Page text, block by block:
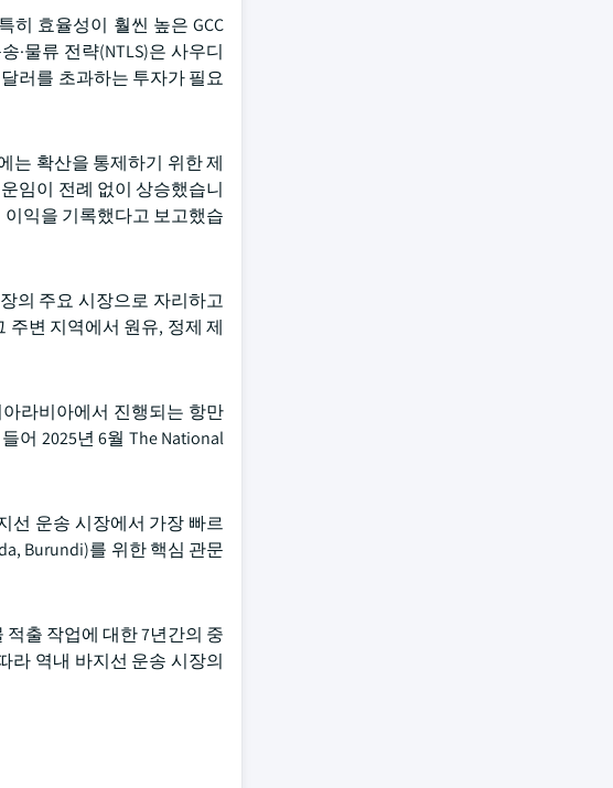
히 효율성이 훨씬 높은 GCC
·물류 전략(NTLS)은 사우디
러를 초과하는 투자가 필요
는 확산을 통제하기 위한 제
임이 전례 없이 상승했습니
익을 기록했다고 보고했습
의 주요 시장으로 자리하고
주변 지역에서 원유, 정제 제
라비아에서 진행되는 항만
어 2025년 6월 The National
선 운송 시장에서 가장 빠르
Burundi)를 위한 핵심 관문
출 작업에 대한 7년간의 중
라 역내 바지선 운송 시장의